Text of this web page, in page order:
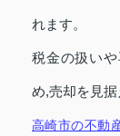
れます。
税金の扱い
め,売却を見据
高崎市の不動